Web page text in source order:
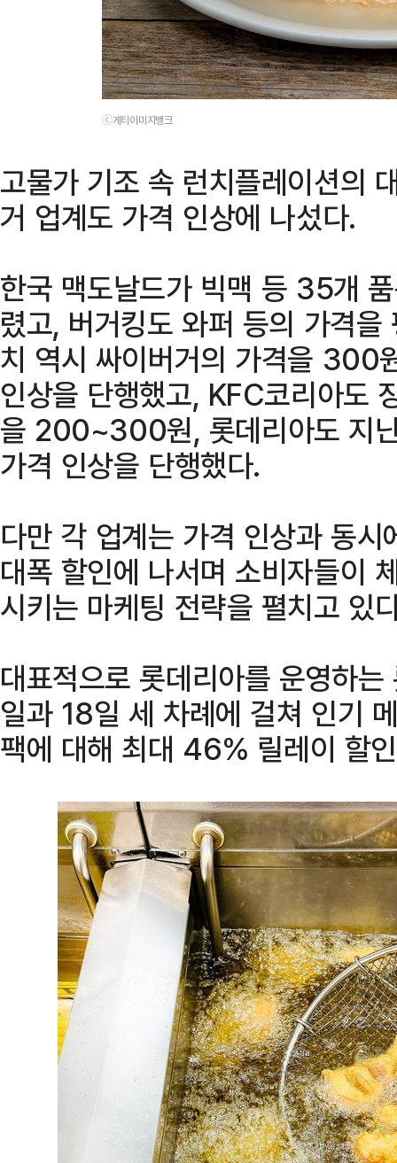
ⓒ게티이미지뱅크
고물가 기조 속 런치플레이션의
거 업계도 가격 인상에 나섰다.
한국 맥도날드가 빅맥 등 35개
렸고, 버거킹도 와퍼 등의 가격
치 역시 싸이버거의 가격을 300
인상을 단행했고, KFC코리아도
을 200~300원, 롯데리아도 지
가격 인상을 단행했다.
다만 각 업계는 가격 인상과 동
대폭 할인에 나서며 소비자들이
시키는 마케팅 전략을 펼치고 있
대표적으로 롯데리아를 운영하
일과 18일 세 차례에 걸쳐 인기
팩에 대해 최대 46% 릴레이 할